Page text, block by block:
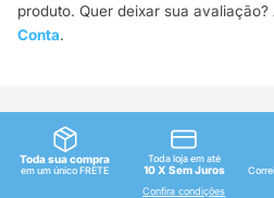
produto. Quer deixar sua
Conta.
Toda sua compra
em um único FRETE
Toda loja em até
10 X Sem Juros
Confira condições